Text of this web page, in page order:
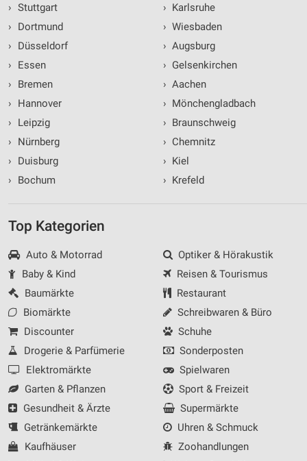
› Stuttgart
›
Dortmund
›
Düsseldorf
›
Essen
›
Bremen
›
Hannover
›
Leipzig
›
Nürnberg
›
Duisburg
›
Bochum
› Karlsruhe
› Wiesbaden
› Augsburg
› Gelsenkirchen
› Aachen
› Mönchengladbach
› Braunschweig
› Chemnitz
› Kiel
› Krefeld
Top Kategorien
Auto & Motorrad
Baby & Kind
Baumärkte
Biomärkte
Discounter
Drogerie & Parfümerie
Elektromärkte
Garten & Pflanzen
Gesundheit & Ärzte
Getränkemärkte
Kaufhäuser
Optiker & Hörakustik
Reisen & Tourismus
Restaurant
Schreibwaren & Büro
Schuhe
Sonderposten
Spielwaren
Sport & Freizeit
Supermärkte
Uhren & Schmuck
Zoohandlungen